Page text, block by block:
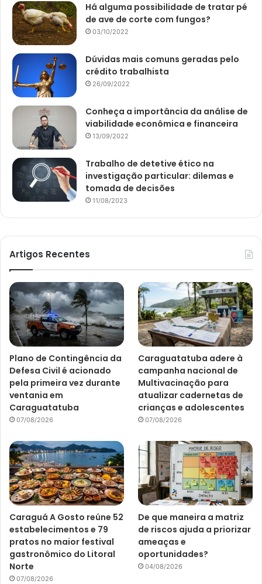
Há alguma possibilidade de tratar pé
de ave de corte com fungos?
03/10/2022
Dúvidas mais comuns geradas pelo
crédito trabalhista
26/09/2022
Conheça a importância da análise de
viabilidade econômica e financeira
13/09/2022
Trabalho de detetive ético na
investigação particular: dilemas e
tomada de decisões
11/08/2023
Artigos Recentes
Plano de Contingência da
Defesa Civil é acionado
pela primeira vez durante
ventania em
Caraguatatuba
07/08/2026
Caraguatatuba adere à
campanha nacional de
Multivacinação para
atualizar cadernetas de
crianças e adolescentes
07/08/2026
Caraguá A Gosto reúne 52
estabelecimentos e 79
pratos no maior festival
gastronômico do Litoral
Norte
07/08/2026
De que maneira a matriz
de riscos ajuda a priorizar
ameaças e
oportunidades?
04/08/2026